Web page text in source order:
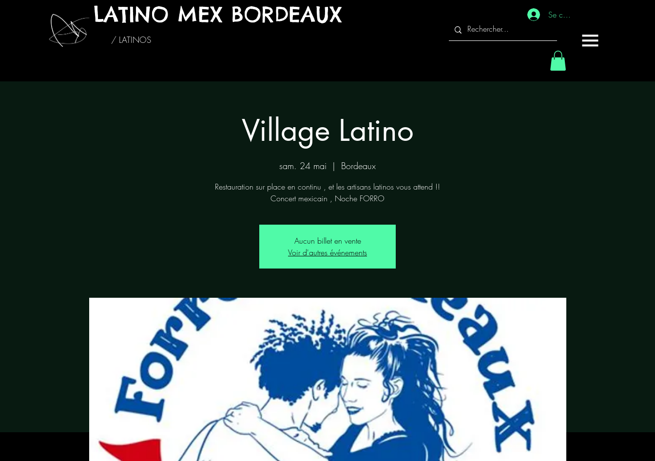
LATINO MEX BORDEAUX
/ LATINOS
Se connecter
Village Latino
sam. 24 mai
  |
Bordeaux
Restauration sur place en continu , et les artisans latinos vous attend !!
Concert mexicain , Noche FORRO
Aucun billet en vente
Voir d'autres événements